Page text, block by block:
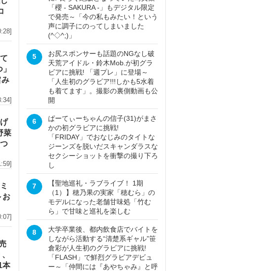
み
菜
お
本
「櫻 - SAKURA -」もデジタル限定
で発売～「今の私もみたい！という
声に調子にのってしまいました
(^◇^;)」
5
お尻スポンサーも話題のNGなし破
天荒アイドル・鈴木Mob.が初グラ
ビアに挑戦! 「週プレ」に登場～
「人生初のグラビア!!!しかも5水着
も着てます」。撮影の裏側動画も公
開
6
ぱーてぃーちゃんの信子(31)がまさ
かの初グラビアに挑戦!
「FRIDAY」でおなじみのタイトな
ジーンズを脱いだスキャンダラスな
セクシーショットを衝撃の撮り下ろ
し
7
【聖地巡礼・ラブライブ！ 1期
（1）】穂乃果の実家「穂むら」の
モデルになった老舗甘味処「竹む
ら」で甘味と巡礼を楽しむ
8
大学卒業後、都内飲食店でバイトを
しながら活動する“清楚系ギャル”笹
倉彩が人生初のグラビアに挑戦!
「FLASH」で鮮烈グラビアデビュ
ー～「仲間には『あやちゃみ』と呼